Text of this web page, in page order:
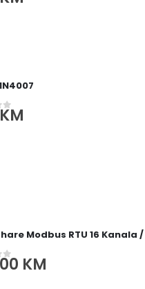
5
KM
Modbus RTU 16
5 KM